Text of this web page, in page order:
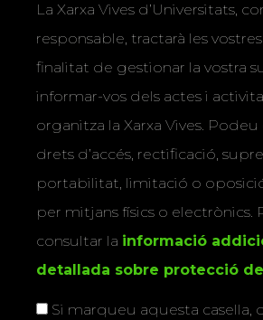
La Xarxa Vives d’Universitats,
responsable, tractarà les
finalitat de gestionar la vostra
informar-vos dels actes i
organitza la Xarxa Vives. Podeu
drets d’accés, rectificació,
portabilitat, limitació o
per mitjans físics o electrònics.
consultar la informació
detallada sobre protecció
Si marqueu aquesta casella,